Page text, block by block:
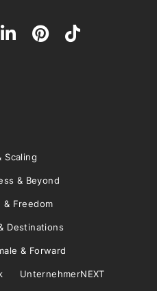
Scaling
& Beyond
& Freedom
Destinations
& Forward
UnternehmerNEXT